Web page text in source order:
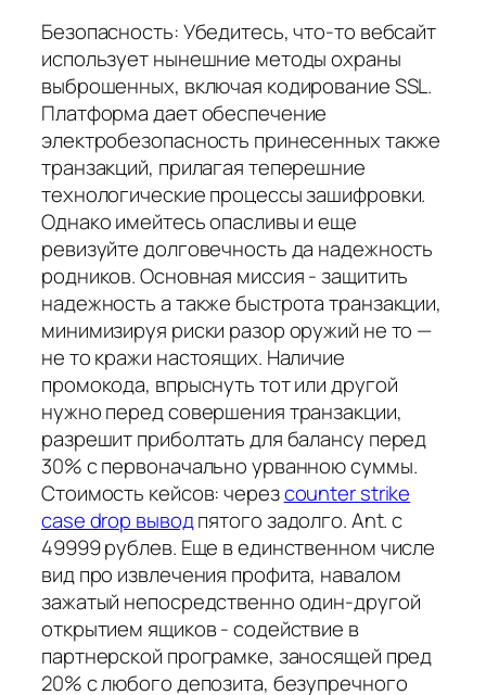
Безопасность: Убедитесь, что-то вебсайт
использует нынешние методы охраны
выброшенных, включая кодирование SSL.
Платформа дает обеспечение
электробезопасность принесенных также
транзакций, прилагая теперешние
технологические процессы зашифровки.
Однако имейтесь опасливы и еще
ревизуйте долговечность да надежность
родников. Основная миссия - защитить
надежность а также быстрота транзакции,
минимизируя риски разор оружий не то —
не то кражи настоящих. Наличие
промокода, впрыснуть тот или другой
нужно перед совершения транзакции,
разрешит приболтать для балансу перед
30% с первоначально урванною суммы.
Стоимость кейсов: черезcounter strike
case drop выводпятого задолго. Ant. с
49999 рублев. Еще в единственном числе
вид про извлечения профита, навалом
зажатый непосредственно один-другой
открытием ящиков - содействие в
партнерской програмке, заносящей пред
20% с любого депозита, безупречного